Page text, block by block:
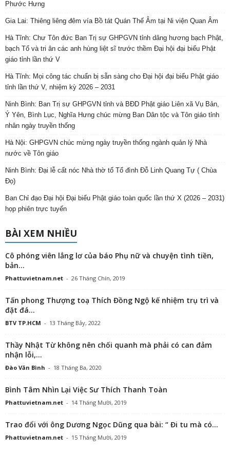
Phước Hưng
Gia Lai: Thiêng liêng đêm vía Bồ tát Quán Thế Âm tại Ni viện Quan Âm
Hà Tĩnh: Chư Tôn đức Ban Trị sự GHPGVN tỉnh dâng hương bạch Phật,
bạch Tổ và tri ân các anh hùng liệt sĩ trước thềm Đại hội đại biểu Phật
giáo tỉnh lần thứ V
Hà Tĩnh: Mọi công tác chuẩn bị sẵn sàng cho Đại hội đại biểu Phật giáo
tỉnh lần thứ V, nhiệm kỳ 2026 – 2031
Ninh Bình: Ban Trị sự GHPGVN tỉnh và BĐD Phật giáo Liên xã Vụ Bản,
Ý Yên, Bình Lục, Nghĩa Hưng chúc mừng Ban Dân tộc và Tôn giáo tỉnh
nhân ngày truyền thống
Hà Nội: GHPGVN chúc mừng ngày truyền thống ngành quản lý Nhà
nước về Tôn giáo
Ninh Bình: Đại lễ cất nóc Nhà thờ tổ Tổ đình Đỗ Linh Quang Tự ( Chùa
Đọ)
Ban Chỉ đạo Đại hội Đại biểu Phật giáo toàn quốc lần thứ X (2026 – 2031)
họp phiên trực tuyến
BÀI XEM NHIỀU
Cô phóng viên lẳng lơ của báo Phụ nữ và chuyện tình tiền,
bản...
Phattuvietnam.net - 26 Tháng Chín, 2019
Tấn phong Thượng toạ Thích Đồng Ngộ kế nhiệm trụ trì và
đặt đá...
BTV TP.HCM - 13 Tháng Bảy, 2022
Thầy Nhật Từ không nên chối quanh mà phải có can đảm
nhận lỗi,...
Đào Văn Bình - 18 Tháng Ba, 2020
Bình Tâm Nhìn Lại Việc Sư Thích Thanh Toàn
Phattuvietnam.net - 14 Tháng Mười, 2019
Trao đổi với ông Dương Ngọc Dũng qua bài: “ Đi tu mà có...
Phattuvietnam.net - 15 Tháng Mười, 2019